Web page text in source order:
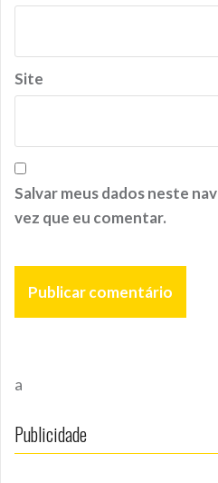
Site
Salvar meus dados neste
vez que eu comentar.
a
Publicidade